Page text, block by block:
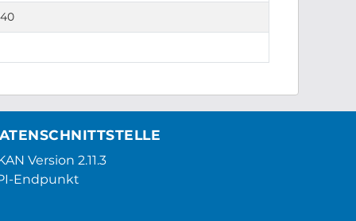
Version 2.11.3
Endpunkt